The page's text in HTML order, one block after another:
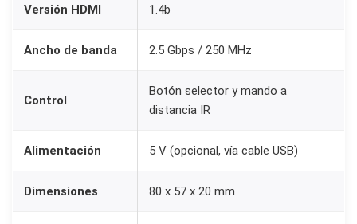
Versión HDMI 1.4b
Ancho de banda 2.5 Gbps / 250 MHz
Control
Botón selector y mando a
distancia IR
Alimentación 5 V (opcional, vía cable USB)
Dimensiones 80 x 57 x 20 mm